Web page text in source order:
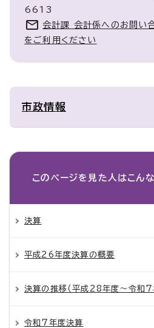
6613
会計課 会計係へのお問い
をご利用ください
市政情報
このページを見た人は こん
決算
平成26年度決算の概要
決算の推移（平成28年度～令和7
令和7年度決算